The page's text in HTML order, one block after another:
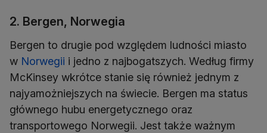
2. Bergen, Norwegia
Bergen to drugie pod względem ludności miasto
w Norwegii i jedno z najbogatszych. Według firmy
McKinsey wkrótce stanie się również jednym z
najyamożniejszych na świecie. Bergen ma status
głównego hubu energetycznego oraz
transportowego Norwegii. Jest także ważnym